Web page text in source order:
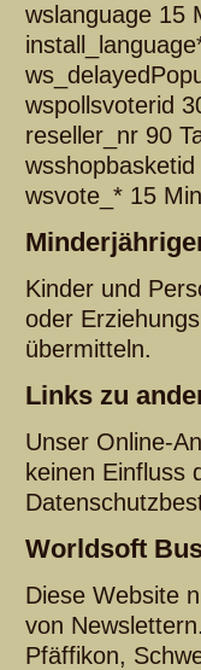
wslanguage 15
wspollsvoterid
reseller_nr 90
wsvote_* 15
Kinder und
oder
übermitteln.
Links zu
Unser Online-
keinen Einfluss
Worldsoft
Diese Website
von
Pfäffikon,